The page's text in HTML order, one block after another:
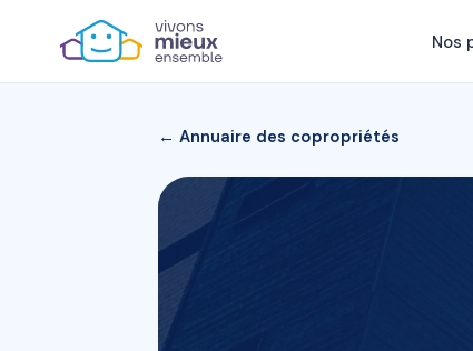
Nos
← Annuaire des copropriétés